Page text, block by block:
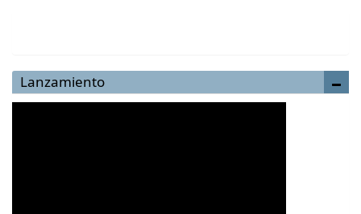
Lanzamiento